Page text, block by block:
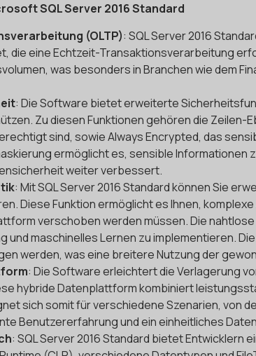
SQL Server 2016 Standard
(OLTP): SQL Server 2016
die eine Echtzeit-Transaktionsverarbeitung
was besonders in Branchen wie dem
: Die Software bietet erweiterte
Zu diesen Funktionen gehören die
sind, sowie Always Encrypted, das
ermöglicht es, sensible
weiter verbessert.
: Mit SQL Server 2016 Standard können Sie
Diese Funktion ermöglicht es Ihnen,
verschoben werden müssen. Die
und maschinelles Lernen zu implementieren.
werden, was eine breitere Nutzung der
: Die Software erleichtert die Verlagerung
hybride Datenplattform kombiniert
sich somit für verschiedene Szenarien, von
Benutzererfahrung und ein einheitliches
: SQL Server 2016 Standard bietet Entwicklern